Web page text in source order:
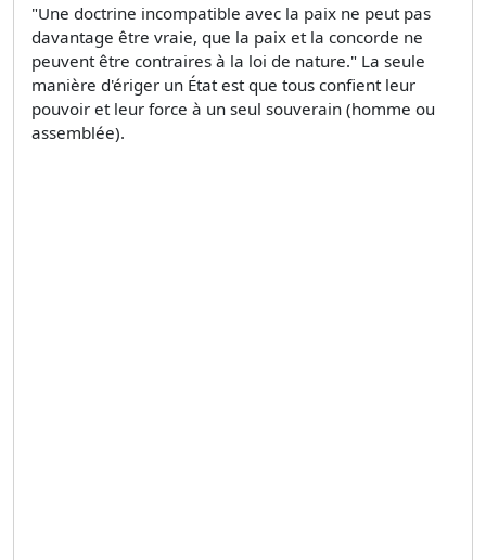
"Une doctrine incompatible avec la paix ne peut pas
davantage être vraie, que la paix et la concorde ne
peuvent être contraires à la loi de nature." La seule
manière d'ériger un État est que tous confient leur
pouvoir et leur force à un seul souverain (homme ou
assemblée).